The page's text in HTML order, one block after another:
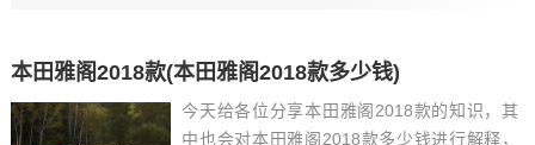
本田雅阁2018款(本田雅阁2018款多少钱)
今天给各位分享本田雅阁2018款的知识，其
中也会对本田雅阁2018款多少钱进行解释，